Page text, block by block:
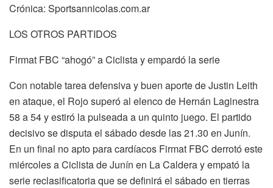
Crónica: Sportsannicolas.com.ar
LOS OTROS PARTIDOS
Firmat FBC “ahogó” a Ciclista y empardó la serie
Con notable tarea defensiva y buen aporte de Justin Leith
en ataque, el Rojo superó al elenco de Hernán Laginestra
58 a 54 y estiró la pulseada a un quinto juego. El partido
decisivo se disputa el sábado desde las 21.30 en Junín.
En un final no apto para cardíacos Firmat FBC derrotó este
miércoles a Ciclista de Junín en La Caldera y empató la
serie reclasificatoria que se definirá el sábado en tierras